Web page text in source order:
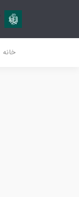
خانه